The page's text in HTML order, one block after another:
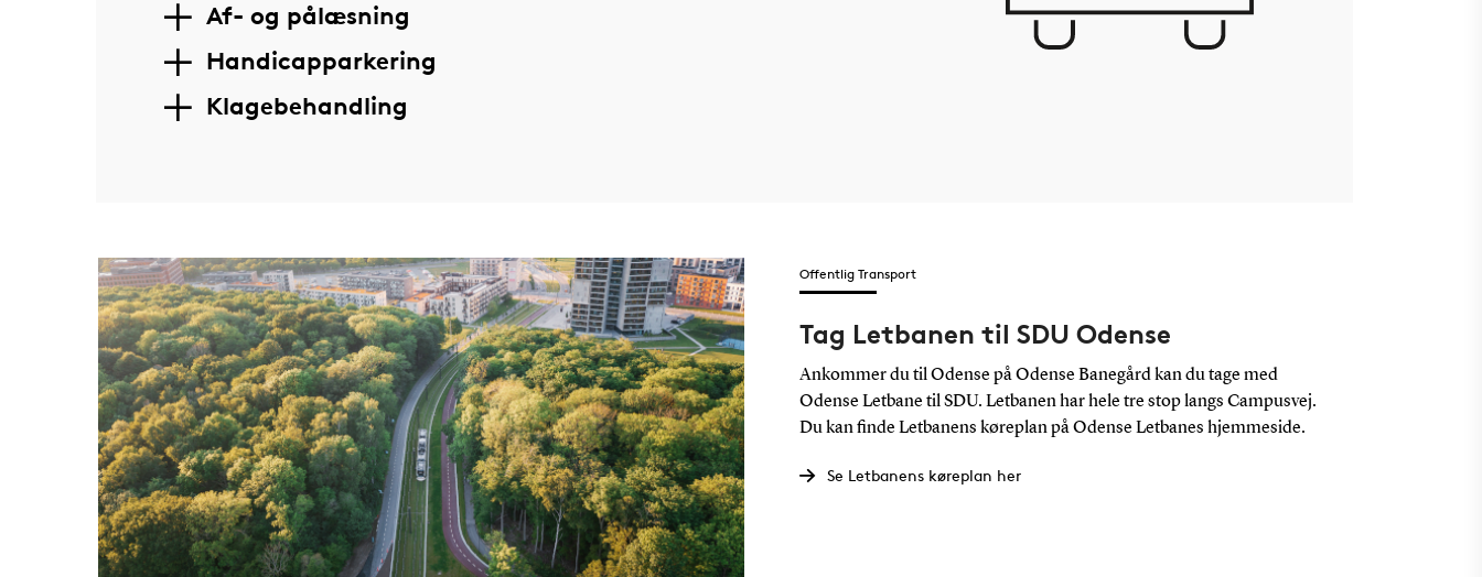
Af- og pålæsning
Handicapparkering
Klagebehandling
Offentlig Transport
Tag Letbanen til SDU Odense
Ankommer du til Odense på Odense Banegård kan du tage med
Odense Letbane til SDU. Letbanen har hele tre stop langs Campusvej.
Du kan finde Letbanens køreplan på Odense Letbanes hjemmeside.
Se Letbanens køreplan her